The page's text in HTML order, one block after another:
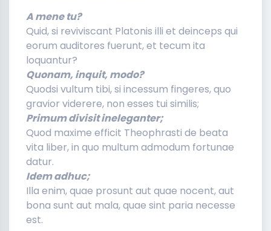
A mene tu?
Quid, si reviviscant Platonis illi et deinceps qui
eorum auditores fuerunt, et tecum ita
loquantur?
Quonam, inquit, modo?
Quodsi vultum tibi, si incessum fingeres, quo
gravior viderere, non esses tui similis;
Primum divisit ineleganter;
Quod maxime efficit Theophrasti de beata
vita liber, in quo multum admodum fortunae
datur.
Idem adhuc;
Illa enim, quae prosunt aut quae nocent, aut
bona sunt aut mala, quae sint paria necesse
est.